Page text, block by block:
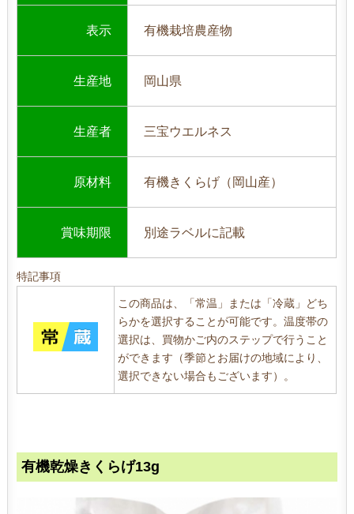
表示 有機栽培農産物
生産地 岡山県
生産者 三宝ウエルネス
原材料 有機きくらげ（岡山産）
賞味期限 別途ラベルに記載
特記事項
この商品は、「常温」または「冷蔵」どち
らかを選択することが可能です。温度帯の
選択は、買物かご内のステップで行うこと
ができます（季節とお届けの地域により、
選択できない場合もございます）。
有機乾燥きくらげ13g